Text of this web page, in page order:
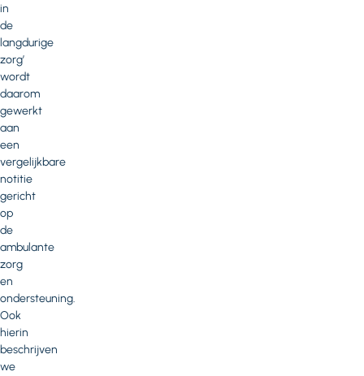
in
de
langdurige
zorg’
wordt
daarom
gewerkt
aan
een
vergelijkbare
notitie
gericht
op
de
ambulante
zorg
en
ondersteuning.
Ook
hierin
beschrijven
we